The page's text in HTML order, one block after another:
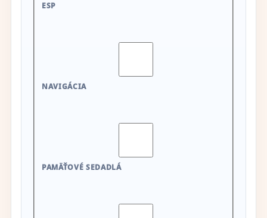
ESP
NAVIGÁCIA
PAMÄŤOVÉ SEDADLÁ